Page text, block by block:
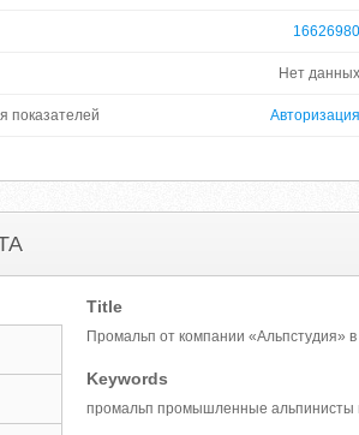
16626980
Нет данных
показателей Авторизация
Title
Промальп от компании «Альпстудия»
Keywords
промальп промышленные альпинисты